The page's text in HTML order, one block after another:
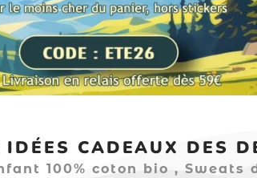
CADEAUX DES
100% coton bio , Sweats